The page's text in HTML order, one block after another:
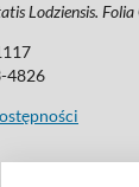
Lodziensis.
4826